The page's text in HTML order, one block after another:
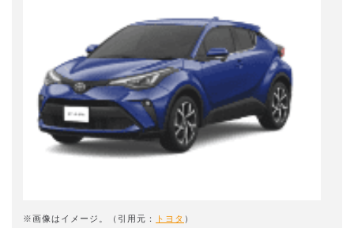
※画像はイメージ。（引用元： トヨタ ）